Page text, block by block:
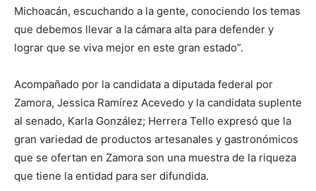
Michoacán, escuchando a la gente, conociendo los temas
que debemos llevar a la cámara alta para defender y
lograr que se viva mejor en este gran estado”.
Acompañado por la candidata a diputada federal por
Zamora, Jessica Ramírez Acevedo y la candidata suplente
al senado, Karla González; Herrera Tello expresó que la
gran variedad de productos artesanales y gastronómicos
que se ofertan en Zamora son una muestra de la riqueza
que tiene la entidad para ser difundida.